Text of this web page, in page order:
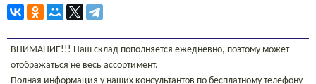
ВНИМАНИЕ!!! Наш склад пополняется ежедневно, поэтому может
отображаться не весь ассортимент.
Полная информация у наших консультантов по бесплатному телефону